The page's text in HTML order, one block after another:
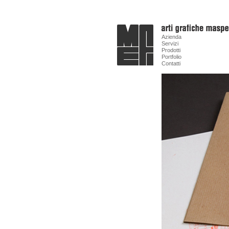
Azienda
Servizi
Prodotti
Portfolio
Contatti